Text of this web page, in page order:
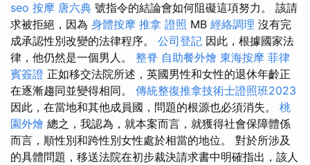
seo 按摩 唐六典 號指令的結論會如何阻礙這項努力。 該請
求被拒絕，因為 身體按摩 推拿 證照 MB 經絡調理 沒有完
成承認性別改變的法律程序。 公司登記 因此，根據國家法
律，他仍然是一個男人。 整脊 自助餐外燴 東海按摩 菲律
賓簽證 正如移交法院所述，英國男性和女性的退休年齡正
在逐漸趨同並變得相同。 傳統整復推拿技術士證照班2023
因此，在當地和其他成員國，問題的根源也必須消失。 桃
園外燴 總之，我認為，就本案而言，就獲得社會保障體係
而言，順性別和跨性別女性處於相當的地位。 對於所涉及
的具體問題，移送法院在初步裁決請求書中明確指出，該人